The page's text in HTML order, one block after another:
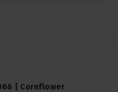
| Cornflower